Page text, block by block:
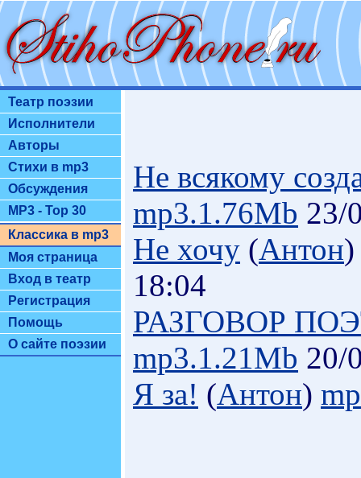
Театр поэзии
Исполнители
Авторы
Стихи в mp3
Обсуждения
MP3 - Top 30
Классика в mp3
Моя страница
Вход в театр
Регистрация
Помощь
О сайте поэзии
Не всякому
mp3.1.76Mb 23/
Не хочу (Антон
18:04
РАЗГОВОР
mp3.1.21Mb 20/
Я за! (Антон)